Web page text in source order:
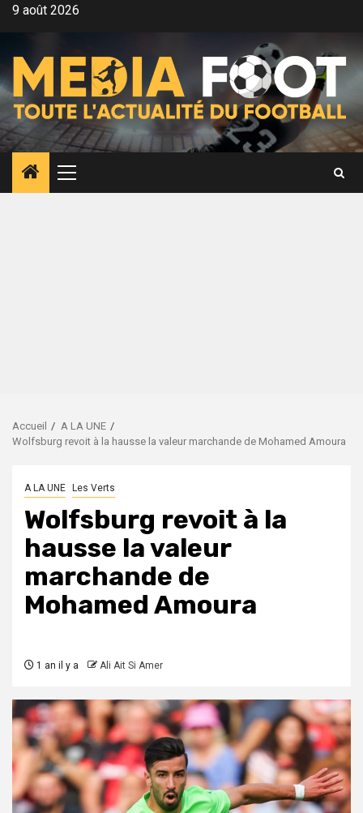
Aller9 août 2026
Menu
principal
Accueil
A LA UNE
Wolfsburg revoit à la hausse la valeur marchande de Mohamed Amoura
A LA UNE Les Verts
Wolfsburg revoit à la
hausse la valeur
marchande de
Mohamed Amoura
1 an il y a Ali Ait Si Amer